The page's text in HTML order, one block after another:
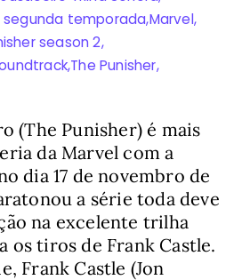
segunda temporada,Marvel,
season 2,
,The Punisher,
(The Punisher) é mais
da Marvel com a
dia 17 de novembro de
a série toda deve
na excelente trilha
os tiros de Frank Castle.
Frank Castle (Jon